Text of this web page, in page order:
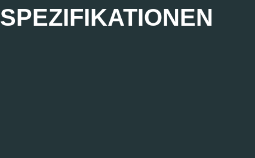
SPEZIFIKATIONEN